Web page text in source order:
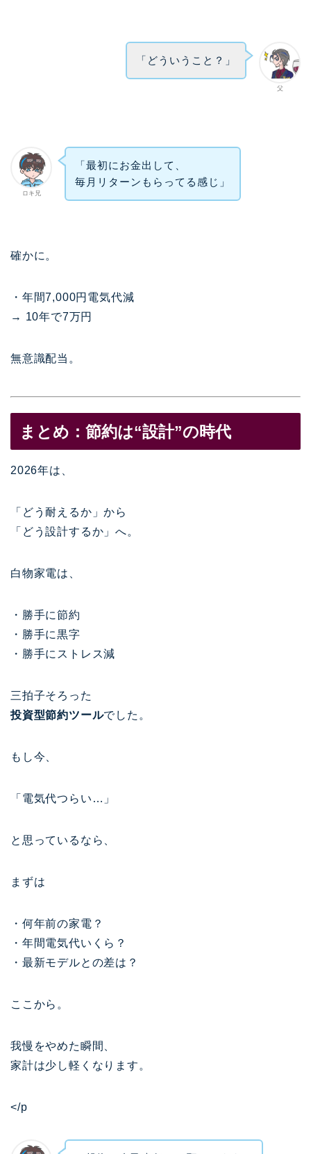
父
「どういうこと？」
ロキ兄
「最初にお金出して、
毎月リターンもらってる感じ」
確かに。
・年間7,000円電気代減
→ 10年で7万円
無意識配当。
まとめ：節約は“設計”の時代
2026年は、
「どう耐えるか」から
「どう設計するか」へ。
白物家電は、
・勝手に節約
・勝手に黒字
・勝手にストレス減
三拍子そろった
投資型節約ツールでした。
もし今、
「電気代つらい…」
と思っているなら、
まずは
・何年前の家電？
・年間電気代いくら？
・最新モデルとの差は？
ここから。
我慢をやめた瞬間、
家計は少し軽くなります。
</p